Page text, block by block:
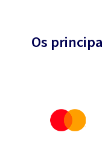
Os